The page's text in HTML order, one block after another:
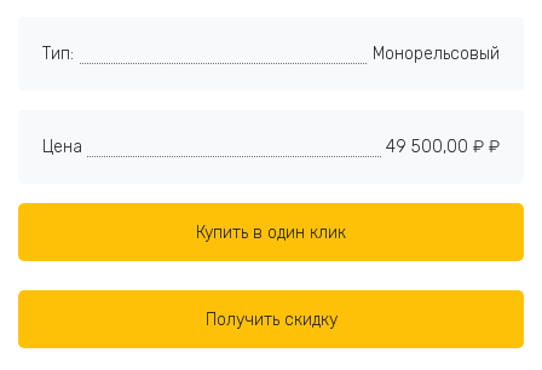
Тип: Монорельсовый
Цена 49 500,00 ₽ ₽
Купить в один клик
Получить скидку